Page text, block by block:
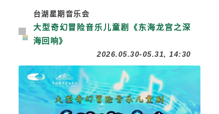
台湖星期音乐会
大型奇幻冒险音乐儿童剧《东海龙宫之深
海回响》
2026.05.30-05.31, 14:30